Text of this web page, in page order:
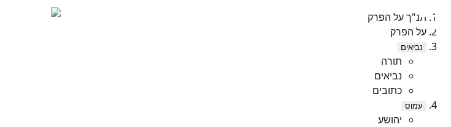
תנ"ך על הפרק
על הפרק
נביאים
תורה
נביאים
כתובים
עמוס
יהושע